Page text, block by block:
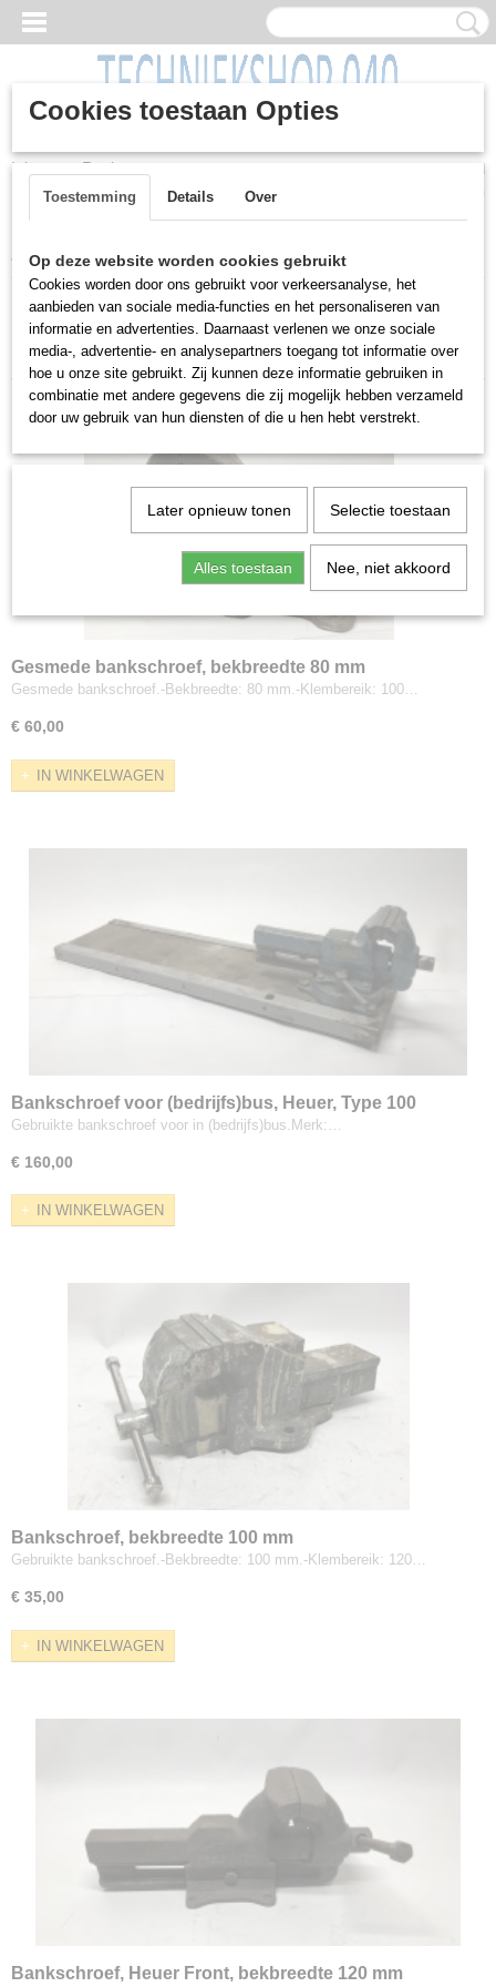
Inloggen Registreren
Home >Machines> Gereedschap>Bankschroef
Sorteer op:
Gesmede bankschroef, bekbreedte 80 mm
Gesmede bankschroef.-Bekbreedte: 80 mm.-Klembereik: 100…
€ 60,00
IN WINKELWAGEN
Bankschroef voor (bedrijfs)bus, Heuer, Type 100
Gebruikte bankschroef voor in (bedrijfs)bus.Merk:…
€ 160,00
IN WINKELWAGEN
Bankschroef, bekbreedte 100 mm
Gebruikte bankschroef.-Bekbreedte: 100 mm.-Klembereik: 120…
€ 35,00
IN WINKELWAGEN
Bankschroef, Heuer Front, bekbreedte 120 mm
Cookies toestaan Opties
Toestemming Details Over
Op deze website worden cookies gebruikt
Cookies worden door ons gebruikt voor verkeersanalyse, het
aanbieden van sociale media-functies en het personaliseren van
informatie en advertenties. Daarnaast verlenen we onze sociale
media-, advertentie- en analysepartners toegang tot informatie over
hoe u onze site gebruikt. Zij kunnen deze informatie gebruiken in
combinatie met andere gegevens die zij mogelijk hebben verzameld
door uw gebruik van hun diensten of die u hen hebt verstrekt.
Later opnieuw tonen Selectie toestaan
Alles toestaan Nee, niet akkoord